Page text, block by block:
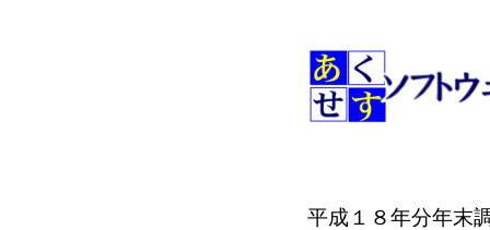
平成１８年分年末